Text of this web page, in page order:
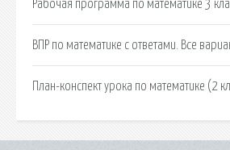
Рабочая программа по математике 3
ВПР по математике с ответами. Все
План-конспект урока по математике (2